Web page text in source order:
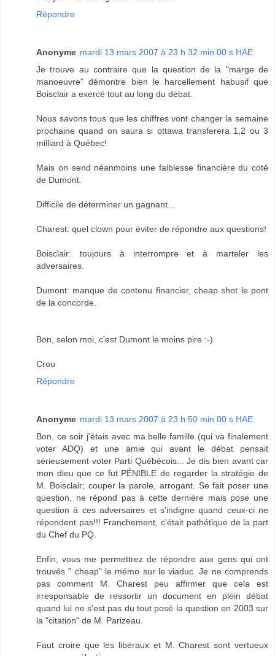
Répondre
Anonyme mardi 13 mars 2007 à 23 h 32 min 00 s HAE
Je trouve au contraire que la question de la "marge de
manoeuvre" démontre bien le harcellement habusif que
Boisclair a exercé tout au long du débat.
Nous savons tous que les chiffres vont changer la semaine
prochaine quand on saura si ottawa transferera 1,2 ou 3
milliard à Québec!
Mais on send néanmoins une faiblesse financière du coté
de Dumont.
Difficile de déterminer un gagnant...
Charest: quel clown pour éviter de répondre aux questions!
Boisclair: toujours à interrompre et à marteler les
adversaires.
Dumont: manque de contenu financier, cheap shot le pont
de la concorde.
Bon, selon moi, c'est Dumont le moins pire :-)
Crou
Répondre
Anonyme mardi 13 mars 2007 à 23 h 50 min 00 s HAE
Bon, ce soir j'étais avec ma belle famille (qui va finalement
voter ADQ) et une amie qui avant le débat pensait
sérieusement voter Parti Québécois... Je dis bien avant car
mon dieu que ce fut PÉNIBLE de regarder la stratégie de
M. Boisclair; couper la parole, arrogant. Se fait poser une
question, ne répond pas à cette dernière mais pose une
question à ces adversaires et s'indigne quand ceux-ci ne
répondent pas!!! Franchement, c'était pathétique de la part
du Chef du PQ.
Enfin, vous me permettrez de répondre aux gens qui ont
trouvés " cheap" le mémo sur le viaduc. Je ne comprends
pas comment M. Charest peu affirmer que cela est
irresponsable de ressortir un document en plein débat
quand lui ne s'est pas du tout posé la question en 2003 sur
la "citation" de M. Parizeau.
Faut croire que les libéraux et M. Charest sont vertueux